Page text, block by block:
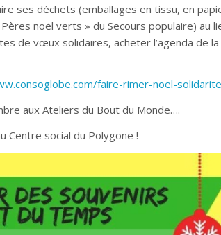
ses déchets (emballages en tissu, en
noël verts » du Secours populaire) au
de vœux solidaires, acheter l’agenda de
faire-rimer-noel-
aux Ateliers du Bout du Monde….
Centre social du Polygone !